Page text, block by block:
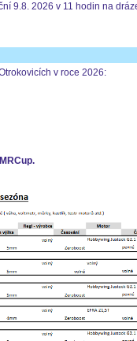
9.8. 2026 v 11 hodin na
v roce 2026: